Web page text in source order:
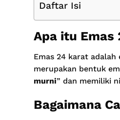
Daftar Isi
Apa itu Emas
Emas 24 karat
merupakan bentuk
murni” dan memiliki
Bagaimana